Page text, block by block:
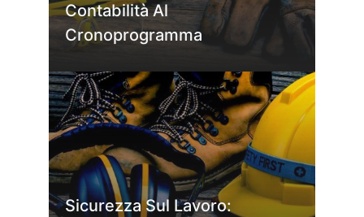
Contabilità Al
Cronoprogramma
Sicurezza Sul Lavoro: